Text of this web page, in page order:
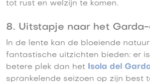
tot rust en welzijn te komen.
8. Uitstapje naar het
In de lente kan de bloeiende
fantastische uitzichten bieden: er
betere plek dan het Isola del
sprankelende seizoen op zijn best